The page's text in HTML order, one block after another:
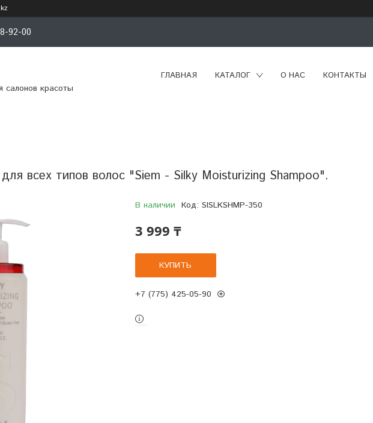
92-00
салонов красоты
ГЛАВНАЯ КАТАЛОГ О НАС КОНТАКТЫ
всех типов волос "Siem - Silky Moisturizing Shampoo".
В наличии Код: SISLKSHMP-350
3 999 ₸
КУПИТЬ
+7 (775) 425-05-90